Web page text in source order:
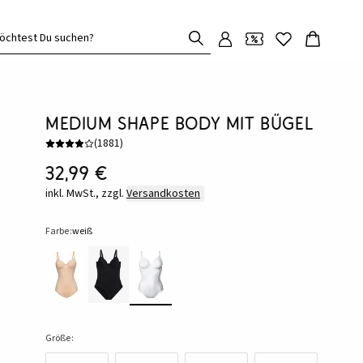
Du suchen?
Medium Shape Body mit Bügel
(1881)
32,99 €
inkl. MwSt., zzgl. Versandkosten
Farbe:weiß
Größe: